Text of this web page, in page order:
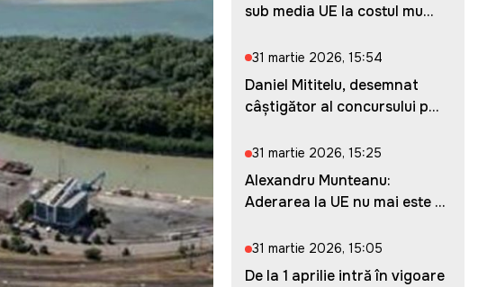
sub media UE la costul mu...
31 martie 2026, 15:54
Daniel Mititelu, desemnat
câștigător al concursului p...
31 martie 2026, 15:25
Alexandru Munteanu:
Aderarea la UE nu mai este o
31 martie 2026, 15:05
De la 1 aprilie intră în vigoare